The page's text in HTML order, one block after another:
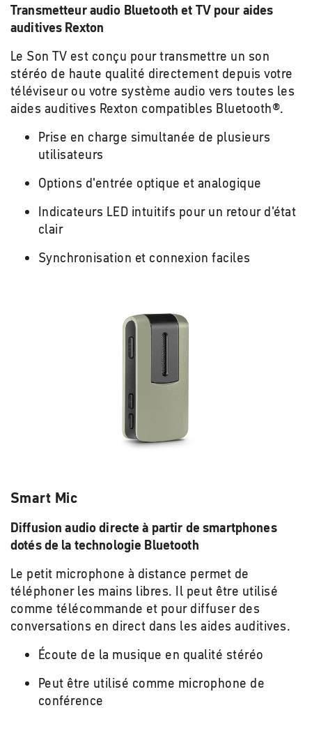
Transmetteur audio Bluetooth et TV pour aides
auditives Rexton
Le Son TV est conçu pour transmettre un son
stéréo de haute qualité directement depuis votre
téléviseur ou votre système audio vers toutes les
aides auditives Rexton compatibles Bluetooth®.
Prise en charge simultanée de plusieurs
utilisateurs
Options d'entrée optique et analogique
Indicateurs LED intuitifs pour un retour d'état
clair
Synchronisation et connexion faciles
Smart Mic
Diffusion audio directe à partir de smartphones
dotés de la technologie Bluetooth
Le petit microphone à distance permet de
téléphoner les mains libres. Il peut être utilisé
comme télécommande et pour diffuser des
conversations en direct dans les aides auditives.
Écoute de la musique en qualité stéréo
Peut être utilisé comme microphone de
conférence